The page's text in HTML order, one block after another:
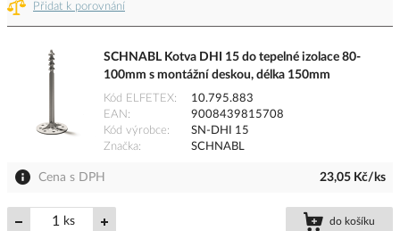
Přidat k porovnání
SCHNABL Kotva DHI 15 do tepelné izolace 80-
100mm s montážní deskou, délka 150mm
Kód ELFETEX
10.795.883
EAN
9008439815708
Kód výrobce
SN-DHI 15
Značka
SCHNABL
Cena s DPH 23,05 Kč/ks
ks do košíku